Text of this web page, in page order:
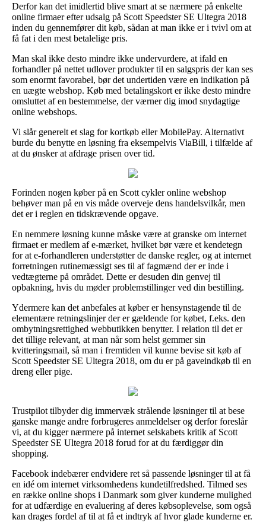
Derfor kan det imidlertid blive smart at se nærmere på enkelte
online firmaer efter udsalg på Scott Speedster SE Ultegra 2018
inden du gennemfører dit køb, sådan at man ikke er i tvivl om at
få fat i den mest betalelige pris.
Man skal ikke desto mindre ikke undervurdere, at ifald en
forhandler på nettet udlover produkter til en salgspris der kan ses
som enormt favorabel, bør det undertiden være en indikation på
en uægte webshop. Køb med betalingskort er ikke desto mindre
omsluttet af en bestemmelse, der værner dig imod snydagtige
online webshops.
Vi slår generelt et slag for kortkøb eller MobilePay. Alternativt
burde du benytte en løsning fra eksempelvis ViaBill, i tilfælde af
at du ønsker at afdrage prisen over tid.
Forinden nogen køber på en Scott cykler online webshop
behøver man på en vis måde overveje dens handelsvilkår, men
det er i reglen en tidskrævende opgave.
En nemmere løsning kunne måske være at granske om internet
firmaet er medlem af e-mærket, hvilket bør være et kendetegn
for at e-forhandleren understøtter de danske regler, og at internet
forretningen rutinemæssigt ses til af fagmænd der er inde i
vedtægterne på området. Dette er desuden din genvej til
opbakning, hvis du møder problemstillinger ved din bestilling.
Ydermere kan det anbefales at køber er hensynstagende til de
elementære retningslinjer der er gældende for købet, f.eks. den
ombytningsrettighed webbutikken benytter. I relation til det er
det tillige relevant, at man når som helst gemmer sin
kvitteringsmail, så man i fremtiden vil kunne bevise sit køb af
Scott Speedster SE Ultegra 2018, om du er på gaveindkøb til en
dreng eller pige.
Trustpilot tilbyder dig immervæk strålende løsninger til at bese
ganske mange andre forbrugeres anmeldelser og derfor foreslår
vi, at du kigger nærmere på internet selskabets kritik af Scott
Speedster SE Ultegra 2018 forud for at du færdiggør din
shopping.
Facebook indebærer endvidere ret så passende løsninger til at få
en idé om internet virksomhedens kundetilfredshed. Tilmed ses
en række online shops i Danmark som giver kunderne mulighed
for at udfærdige en evaluering af deres købsoplevelse, som også
kan drages fordel af til at få et indtryk af hvor glade kunderne er.